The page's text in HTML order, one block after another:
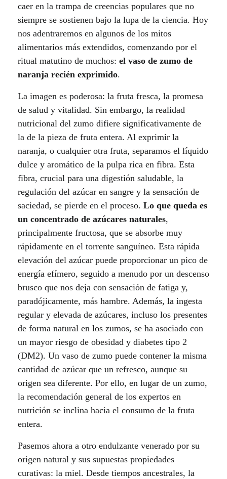
a
r
g
v
e
r
d
a
d
d
e
l
o
s
z
u
m
o
s
y
o
caer en la trampa de creencias populares que no
siempre se sostienen bajo la lupa de la ciencia. Hoy
nos adentraremos en algunos de los mitos
alimentarios más extendidos, comenzando por el
ritual matutino de muchos: el vaso de zumo de
naranja recién exprimido.
La imagen es poderosa: la fruta fresca, la promesa
de salud y vitalidad. Sin embargo, la realidad
nutricional del zumo difiere significativamente de
la de la pieza de fruta entera. Al exprimir la
naranja, o cualquier otra fruta, separamos el líquido
dulce y aromático de la pulpa rica en fibra. Esta
fibra, crucial para una digestión saludable, la
regulación del azúcar en sangre y la sensación de
saciedad, se pierde en el proceso. Lo que queda es
un concentrado de azúcares naturales,
principalmente fructosa, que se absorbe muy
rápidamente en el torrente sanguíneo. Esta rápida
elevación del azúcar puede proporcionar un pico de
energía efímero, seguido a menudo por un descenso
brusco que nos deja con sensación de fatiga y,
paradójicamente, más hambre. Además, la ingesta
regular y elevada de azúcares, incluso los presentes
de forma natural en los zumos, se ha asociado con
un mayor riesgo de obesidad y diabetes tipo 2
(DM2). Un vaso de zumo puede contener la misma
cantidad de azúcar que un refresco, aunque su
origen sea diferente. Por ello, en lugar de un zumo,
la recomendación general de los expertos en
nutrición se inclina hacia el consumo de la fruta
entera.
Pasemos ahora a otro endulzante venerado por su
origen natural y sus supuestas propiedades
curativas: la miel. Desde tiempos ancestrales, la